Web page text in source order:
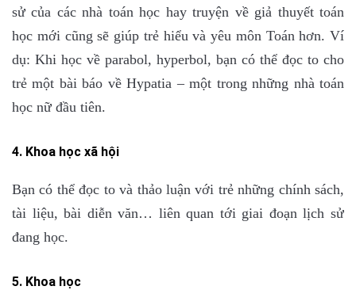
sử của các nhà toán học hay truyện về giả thuyết toán
học mới cũng sẽ giúp trẻ hiểu và yêu môn Toán hơn. Ví
dụ: Khi học về parabol, hyperbol, bạn có thể đọc to cho
trẻ một bài báo về Hypatia – một trong những nhà toán
học nữ đầu tiên.
4. Khoa học xã hội
Bạn có thể đọc to và thảo luận với trẻ những chính sách,
tài liệu, bài diễn văn… liên quan tới giai đoạn lịch sử
đang học.
5. Khoa học